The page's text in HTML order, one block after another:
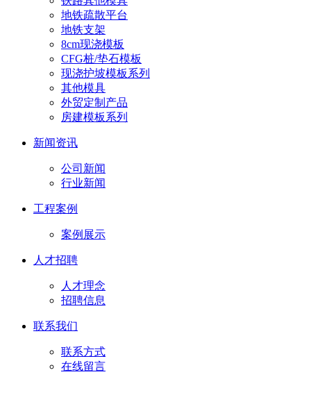
地铁疏散平台
地铁支架
8cm现浇模板
CFG桩/垫石模板
现浇护坡模板系列
其他模具
外贸定制产品
房建模板系列
新闻资讯
公司新闻
行业新闻
工程案例
案例展示
人才招聘
人才理念
招聘信息
联系我们
联系方式
在线留言